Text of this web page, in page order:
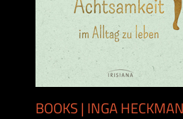
BOOKS | INGA